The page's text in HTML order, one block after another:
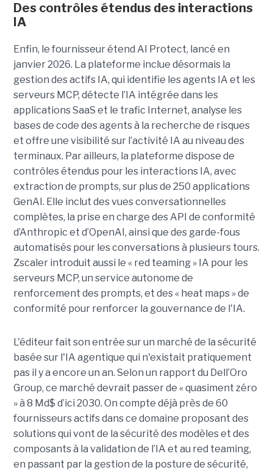
Des contrôles étendus des interactions
IA
Enfin, le fournisseur étend AI Protect, lancé en
janvier 2026. La plateforme inclue désormais la
gestion des actifs IA, qui identifie les agents IA et les
serveurs MCP, détecte l’IA intégrée dans les
applications SaaS et le trafic Internet, analyse les
bases de code des agents à la recherche de risques
et offre une visibilité sur l’activité IA au niveau des
terminaux. Par ailleurs, la plateforme dispose de
contrôles étendus pour les interactions IA, avec
extraction de prompts, sur plus de 250 applications
GenAI. Elle inclut des vues conversationnelles
complètes, la prise en charge des API de conformité
d’Anthropic et d’OpenAI, ainsi que des garde-fous
automatisés pour les conversations à plusieurs tours.
Zscaler introduit aussi le « red teaming » IA pour les
serveurs MCP, un service autonome de
renforcement des prompts, et des « heat maps » de
conformité pour renforcer la gouvernance de l'IA.
L'éditeur fait son entrée sur un marché de la sécurité
basée sur l'IA agentique qui n'existait pratiquement
pas il y a encore un an. Selon un rapport du Dell’Oro
Group, ce marché devrait passer de « quasiment zéro
» à 8 Md$ d’ici 2030. On compte déjà près de 60
fournisseurs actifs dans ce domaine proposant des
solutions qui vont de la sécurité des modèles et des
composants à la validation de l’IA et au red teaming,
en passant par la gestion de la posture de sécurité,